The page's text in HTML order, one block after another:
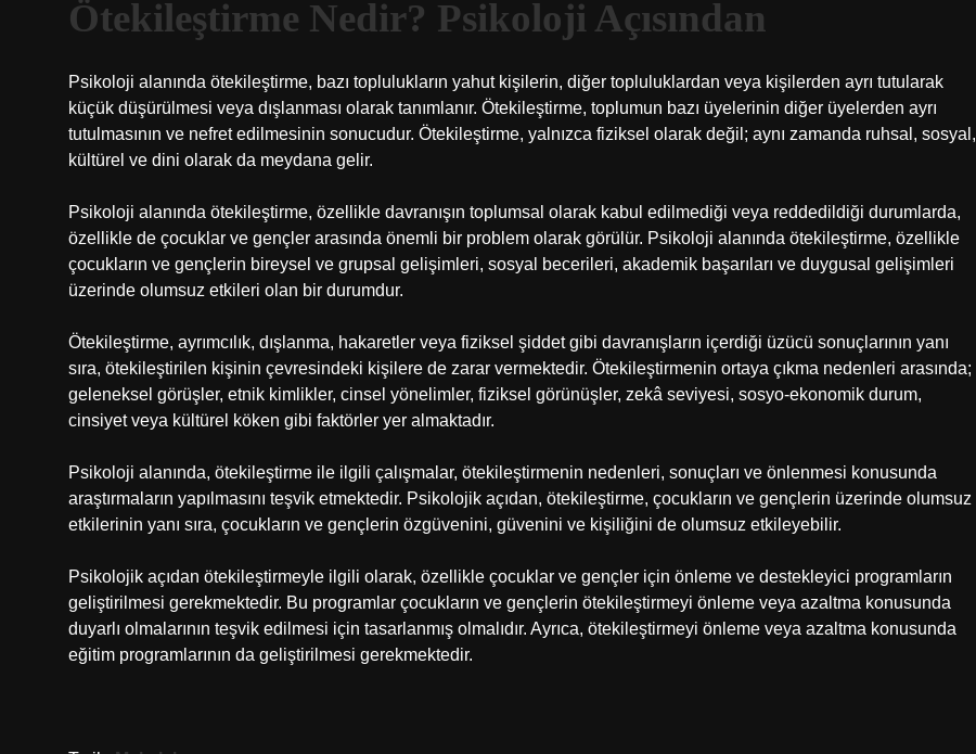
Ötekileştirme Nedir? Psikoloji Açısından
Psikoloji alanında ötekileştirme, bazı toplulukların yahut kişilerin, diğer topluluklardan veya kişilerden ayrı tutularak
küçük düşürülmesi veya dışlanması olarak tanımlanır. Ötekileştirme, toplumun bazı üyelerinin diğer üyelerden ayrı
tutulmasının ve nefret edilmesinin sonucudur. Ötekileştirme, yalnızca fiziksel olarak değil; aynı zamanda ruhsal, sosyal,
kültürel ve dini olarak da meydana gelir.
Psikoloji alanında ötekileştirme, özellikle davranışın toplumsal olarak kabul edilmediği veya reddedildiği durumlarda,
özellikle de çocuklar ve gençler arasında önemli bir problem olarak görülür. Psikoloji alanında ötekileştirme, özellikle
çocukların ve gençlerin bireysel ve grupsal gelişimleri, sosyal becerileri, akademik başarıları ve duygusal gelişimleri
üzerinde olumsuz etkileri olan bir durumdur.
Ötekileştirme, ayrımcılık, dışlanma, hakaretler veya fiziksel şiddet gibi davranışların içerdiği üzücü sonuçlarının yanı
sıra, ötekileştirilen kişinin çevresindeki kişilere de zarar vermektedir. Ötekileştirmenin ortaya çıkma nedenleri arasında;
geleneksel görüşler, etnik kimlikler, cinsel yönelimler, fiziksel görünüşler, zekâ seviyesi, sosyo-ekonomik durum,
cinsiyet veya kültürel köken gibi faktörler yer almaktadır.
Psikoloji alanında, ötekileştirme ile ilgili çalışmalar, ötekileştirmenin nedenleri, sonuçları ve önlenmesi konusunda
araştırmaların yapılmasını teşvik etmektedir. Psikolojik açıdan, ötekileştirme, çocukların ve gençlerin üzerinde olumsuz
etkilerinin yanı sıra, çocukların ve gençlerin özgüvenini, güvenini ve kişiliğini de olumsuz etkileyebilir.
Psikolojik açıdan ötekileştirmeyle ilgili olarak, özellikle çocuklar ve gençler için önleme ve destekleyici programların
geliştirilmesi gerekmektedir. Bu programlar çocukların ve gençlerin ötekileştirmeyi önleme veya azaltma konusunda
duyarlı olmalarının teşvik edilmesi için tasarlanmış olmalıdır. Ayrıca, ötekileştirmeyi önleme veya azaltma konusunda
eğitim programlarının da geliştirilmesi gerekmektedir.